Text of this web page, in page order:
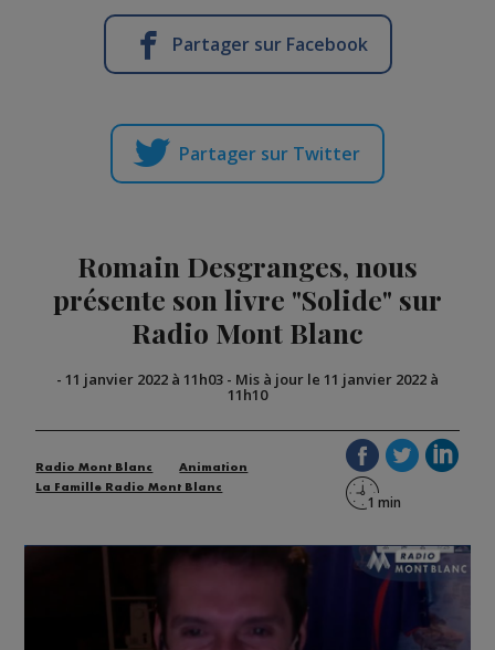
Partager sur Facebook
Partager sur Twitter
Romain Desgranges, nous
présente son livre "Solide" sur
Radio Mont Blanc
- 11 janvier 2022 à 11h03 - Mis à jour le 11 janvier 2022 à
11h10
Radio Mont Blanc
Animation
La Famille Radio Mont Blanc